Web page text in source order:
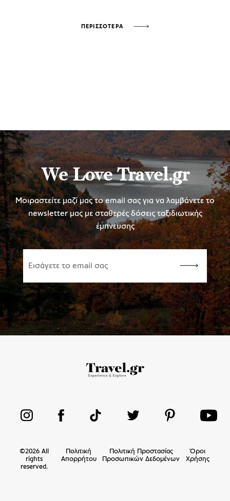
ΠΕΡΙΣΣΟΤΕΡΑ
We Love Travel.gr
Μοιραστείτε μαζί μας το email σας για να λαμβάνετε το
newsletter μας με σταθερές δόσεις ταξιδιωτικής
έμπνευσης
©2026 All
rights
reserved.
Πολιτική
Απορρήτου
Πολιτική Προστασίας
Προσωπικών Δεδομένων
Όροι
Χρήσης